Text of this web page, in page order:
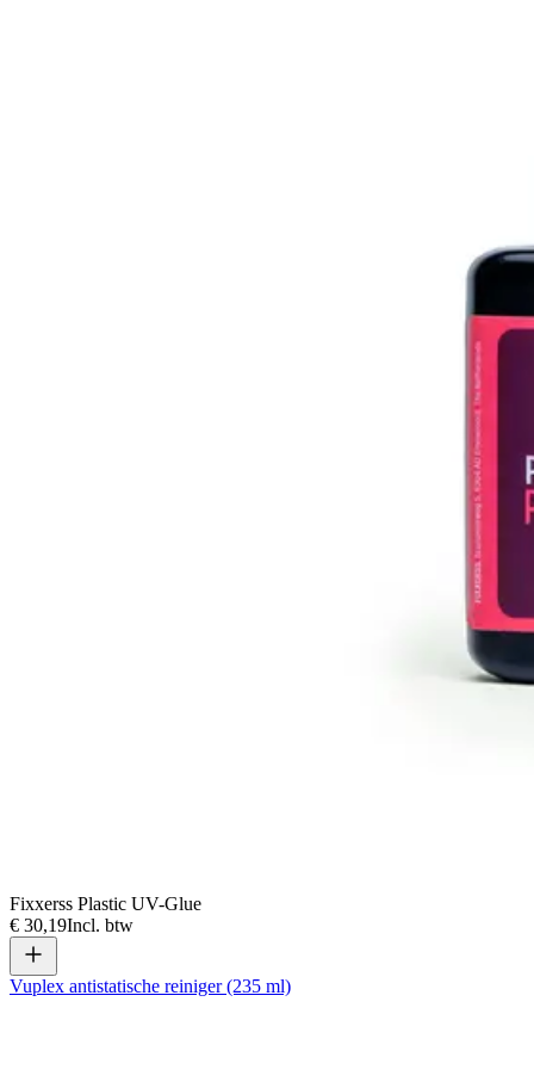
Fixxerss Plastic UV-Glue
€ 30,19Incl. btw
Vuplex antistatische reiniger (235 ml)